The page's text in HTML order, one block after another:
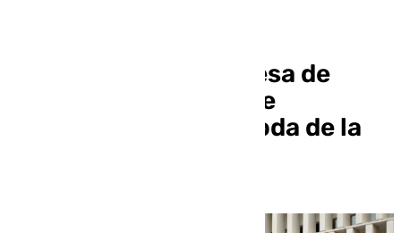
Juzgan a la exalcaldesa de
Ronda por falsedad de
documento para la boda de la